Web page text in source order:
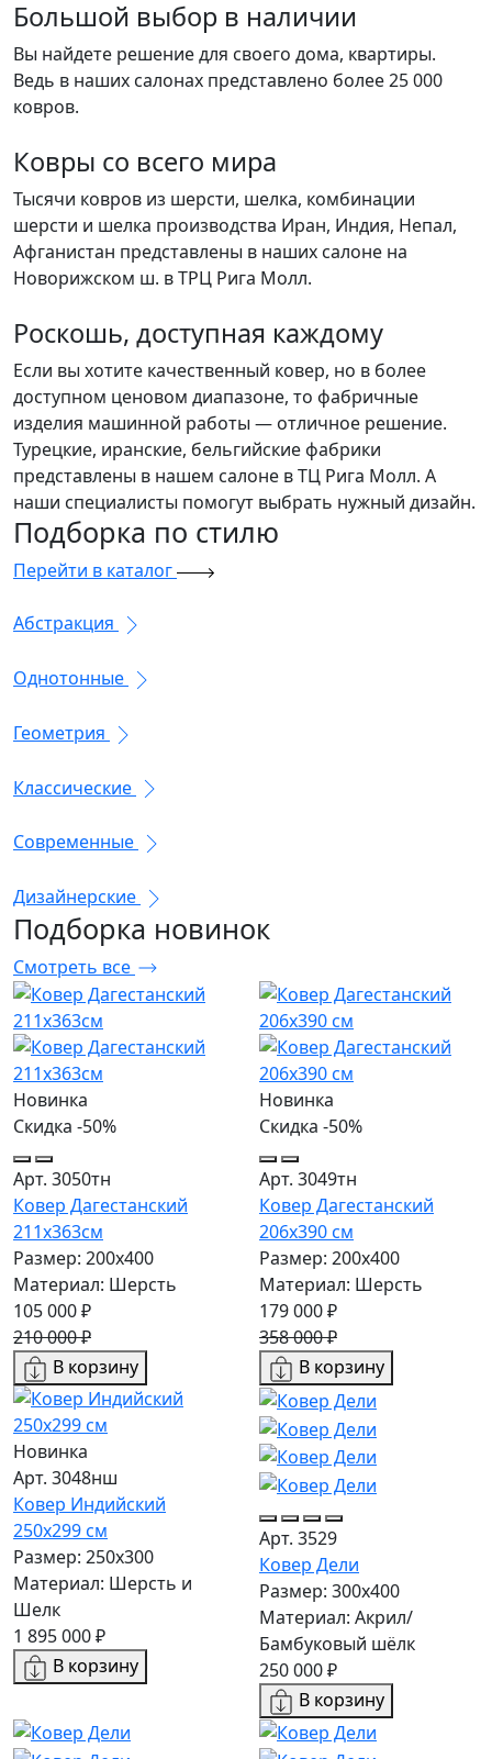
Большой выбор в наличии
Вы найдете решение для своего дома, квартиры.
Ведь в наших салонах представлено более 25 000
ковров.
Ковры со всего мира
Тысячи ковров из шерсти, шелка, комбинации
шерсти и шелка производства Иран, Индия, Непал,
Афганистан представлены в наших салоне на
Новорижском ш. в ТРЦ Рига Молл.
Роскошь, доступная каждому
Если вы хотите качественный ковер, но в более
доступном ценовом диапазоне, то фабричные
изделия машинной работы — отличное решение.
Турецкие, иранские, бельгийские фабрики
представлены в нашем салоне в ТЦ Рига Молл. А
наши специалисты помогут выбрать нужный дизайн.
Подборка по стилю
Перейти в каталог
Абстракция
Однотонные
Геометрия
Классические
Современные
Дизайнерские
Подборка новинок
Смотреть все
Новинка
Скидка -50%
Арт. 3050тн
Ковер Дагестанский
211x363см
Размер: 200х400
Материал: Шерсть
105 000 ₽
210 000 ₽
В корзину
Новинка
Скидка -50%
Арт. 3049тн
Ковер Дагестанский
206x390 см
Размер: 200х400
Материал: Шерсть
179 000 ₽
358 000 ₽
В корзину
Новинка
Арт. 3048нш
Ковер Индийский
250x299 см
Размер: 250x300
Материал: Шерсть и
Шелк
1 895 000 ₽
В корзину
Арт. 3529
Ковер Дели
Размер: 300х400
Материал: Акрил/
Бамбуковый шёлк
250 000 ₽
В корзину